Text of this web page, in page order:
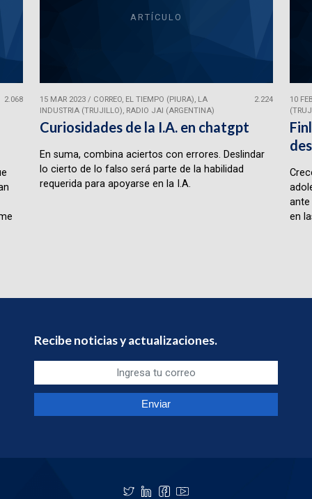
2.068
ARTÍCULO
15 MAR 2023/ CORREO, EL TIEMPO (PIURA), LA
INDUSTRIA (TRUJILLO), RADIO JAI (ARGENTINA)
2.224
Curiosidades de la I.A. en chatgpt
En suma, combina aciertos con errores. Deslindar
lo cierto de lo falso será parte de la habilidad
requerida para apoyarse en la I.A.
10
en
Recibe noticias y actualizaciones.